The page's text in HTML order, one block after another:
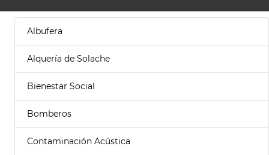
Albufera
Alquería de Solache
Bienestar Social
Bomberos
Contaminación Acústica